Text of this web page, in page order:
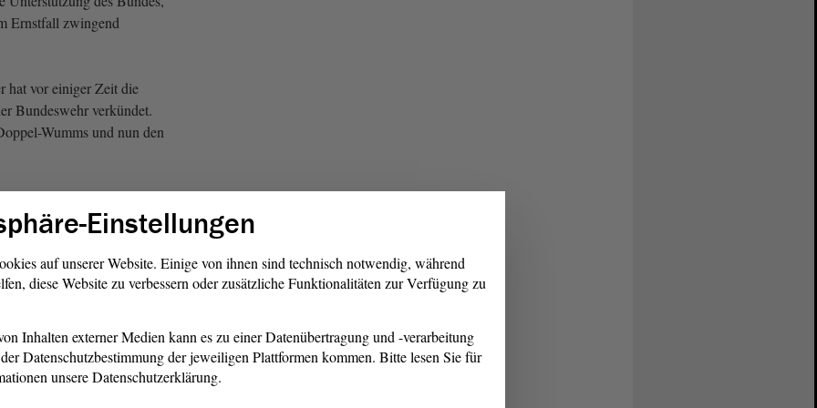
Ernstfall zwingend
hat vor einiger Zeit die
Bundeswehr verkündet.
Wumms und nun den
Mitmachen beim
es bei diesen Titelphrasen
folgen werden.
GRÜNE: Wir warten auf
der CDU!)
vor der Flut.
Einstellungen
auf unserer Website. Einige von ihnen sind technisch notwendig, während
diese Website zu verbessern oder zusätzliche Funktionalitäten zur Verfügung zu
Inhalten externer Medien kann es zu einer Datenübertragung und -verarbeitung
Datenschutzbestimmung der jeweiligen Plattformen kommen. Bitte lesen Sie für
unsere Datenschutzerklärung.